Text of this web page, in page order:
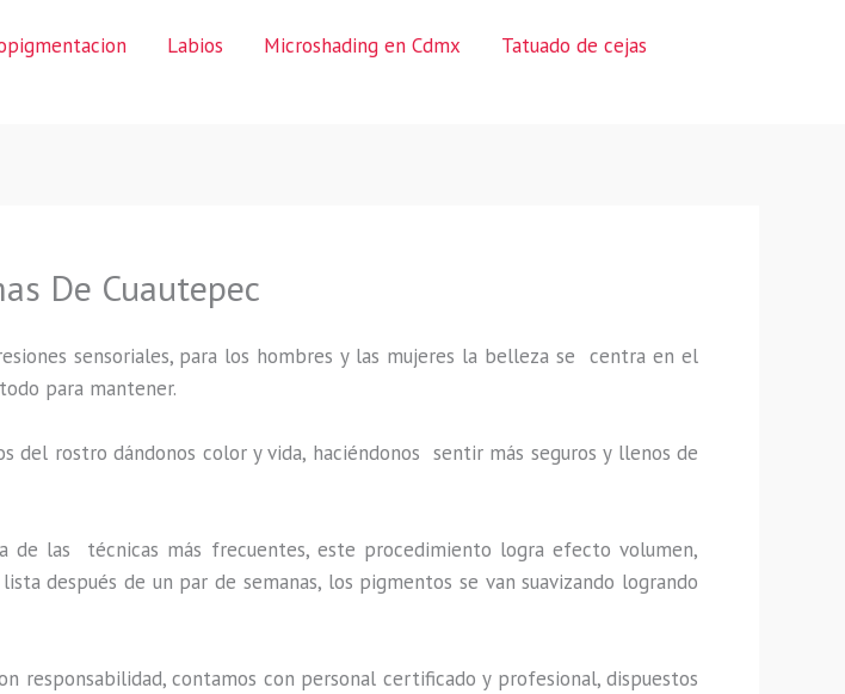
Labios Microshading en Cdmx
Tatuado de cejas
De Cuautepec
sensoriales, para los hombres y las mujeres la belleza se centra en el
para mantener.
del rostro dándonos color y vida, haciéndonos sentir más seguros y llenos de
de las técnicas más frecuentes, este procedimiento logra efecto volumen,
después de un par de semanas, los pigmentos se van suavizando logrando
responsabilidad, contamos con personal certificado y profesional, dispuestos